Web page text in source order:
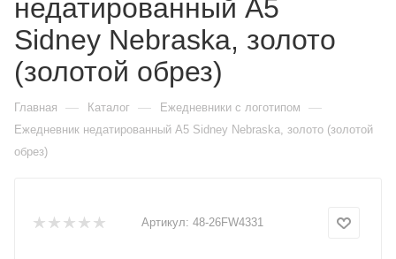
недатированный А5
Sidney Nebraska, золото
(золотой обрез)
Главная — Каталог — Ежедневники c логотипом —
Ежедневник недатированный А5 Sidney Nebraska, золото (золотой
обрез)
Артикул: 48-26FW4331